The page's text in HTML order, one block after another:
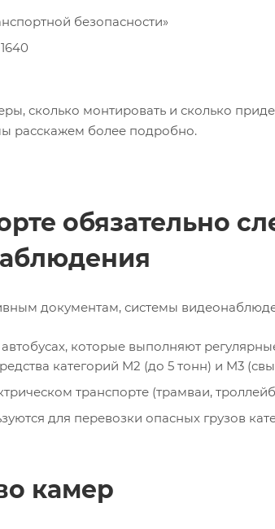
безопасности»
сколько монтировать и сколько
расскажем более подробно.
обязательно
документам, системы
которые выполняют
категорий M2 (до 5 тонн) и M3
транспорте (трамваи,
для перевозки опасных грузов
камер